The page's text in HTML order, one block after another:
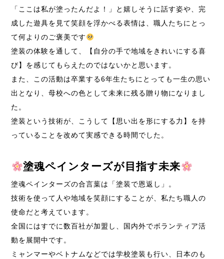
「ここは私が塗ったんだよ！」と嬉しそうに話す姿や、完
成した遊具を見て笑顔を浮かべる表情は、職人たちにとっ
て何よりのご褒美です
塗装の体験を通して、【自分の手で地域をきれいにする喜
び】を感じてもらえたのではないかと思います。
また、この活動は卒業する6年生たちにとっても一生の思い
出となり、母校への色として未来に残る贈り物になりまし
た。
塗装という技術が、こうして【思い出を形にする力】を持
っていることを改めて実感できる時間でした。
塗魂ペインターズが目指す未来
塗魂ペインターズの合言葉は「塗装で恩返し」。
技術を使って人や地域を笑顔にすることが、私たち職人の
使命だと考えています。
全国にはすでに数百社が加盟し、国内外でボランティア活
動を展開中です。
ミャンマーやベトナムなどでは学校塗装も行い、日本のも